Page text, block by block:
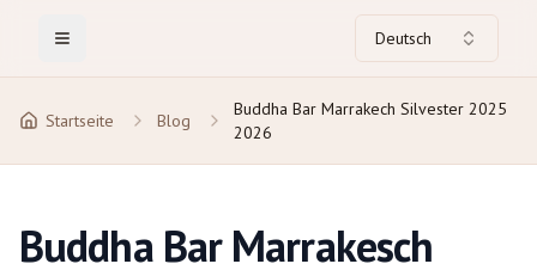
Toggle Menu Deutsch
Startseite Blog
Buddha Bar Marrakech Silvester 2025
2026
Buddha Bar Marrakesch